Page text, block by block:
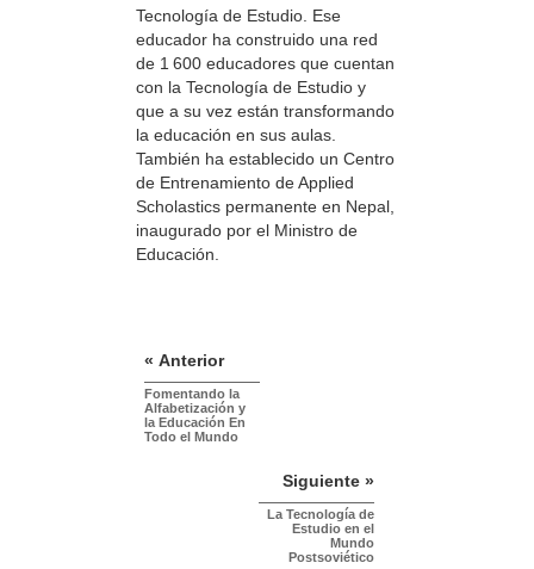
Tecnología de Estudio. Ese
educador ha construido una red
de 1 600 educadores que cuentan
con la Tecnología de Estudio y
que a su vez están transformando
la educación en sus aulas.
También ha establecido un Centro
de Entrenamiento de Applied
Scholastics permanente en Nepal,
inaugurado por el Ministro de
Educación.
« Anterior
Fomentando la
Alfabetización y
la Educación En
Todo el Mundo
Siguiente »
La Tecnología de
Estudio en el
Mundo
Postsoviético